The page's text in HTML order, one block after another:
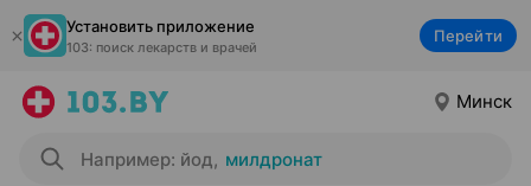
Установить приложение
103: поиск лекарств и врачей
Перейти
Минск
Например: йод, милдронат